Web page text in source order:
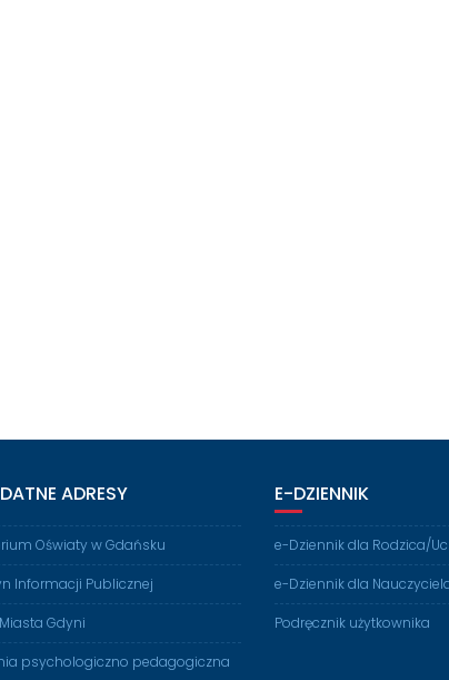
ADRESY
Oświaty w Gdańsku
Informacji Publicznej
Gdyni
psychologiczno pedagogiczna
E-DZIENNIK
e-Dziennik dla Rodzica/
e-Dziennik dla
Podręcznik użytkownika